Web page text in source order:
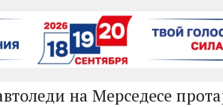
на Мерседесе